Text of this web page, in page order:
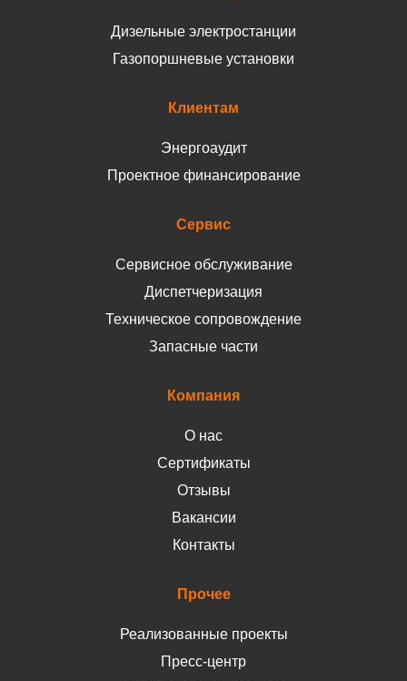
Дизельные электростанции
Газопоршневые установки
Клиентам
Энергоаудит
Проектное финансирование
Сервис
Сервисное обслуживание
Диспетчеризация
Техническое сопровождение
Запасные части
Компания
О нас
Сертификаты
Отзывы
Вакансии
Контакты
Прочее
Реализованные проекты
Пресс-центр